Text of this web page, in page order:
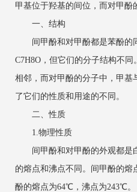
甲基位于羟基的间位，而对甲酚
一、结构
间甲酚和对甲酚都是苯酚的
C7H8O，但它们的分子结构不
相邻，而对甲酚的分子中，甲基
了它们的性质和用途的不同。
二、性质
1.物理性质
间甲酚和对甲酚的外观都是
的熔点和沸点不同。间甲酚的
酚的熔点为64℃，沸点为243℃。